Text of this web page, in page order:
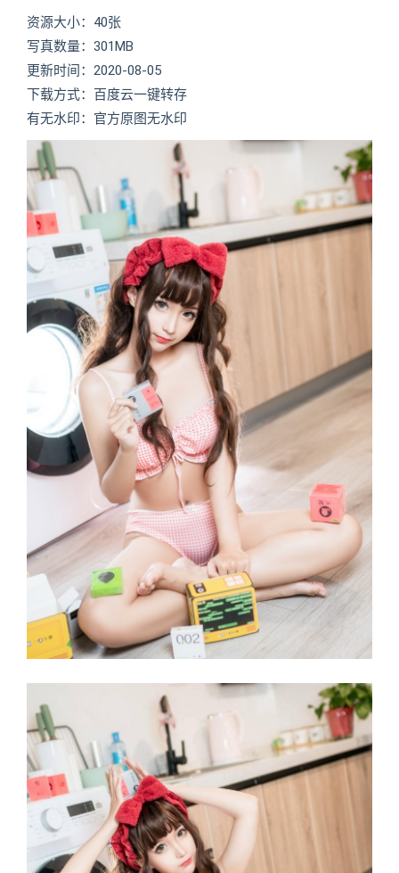
资源大小：40张
写真数量：301MB
更新时间：2020-08-05
下载方式：百度云一键转存
有无水印：官方原图无水印